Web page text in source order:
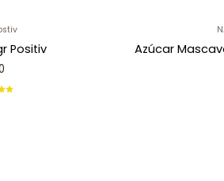
Positiv Azúcar